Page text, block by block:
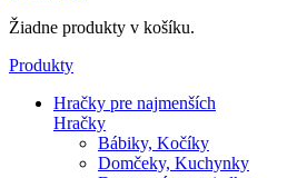
Žiadne produkty v košíku.
Produkty
Hračky pre najmenších
Hračky
Bábiky, Kočíky
Domčeky, Kuchynky